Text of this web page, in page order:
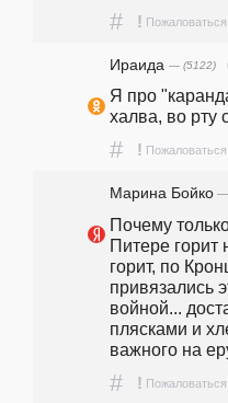
# ! Пожаловаться
Ираида — (5122)
Я про
халва, во рту
# ! Пожаловаться
Марина Бойко —
Почему
Питере горит
горит, по
привязались
войной...
плясками и
важного на
# ! Пожаловаться